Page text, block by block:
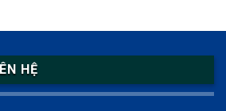
HỆ